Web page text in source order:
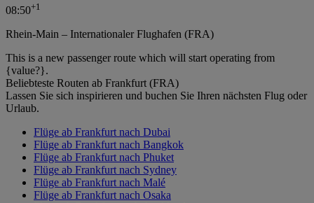
08:50+1
Rhein-Main – Internationaler Flughafen (FRA)
This is a new passenger route which will start operating from
{value?}.
Beliebteste Routen ab Frankfurt (FRA)
Lassen Sie sich inspirieren und buchen Sie Ihren nächsten Flug oder
Urlaub.
Flüge ab Frankfurt nach Dubai
Flüge ab Frankfurt nach Bangkok
Flüge ab Frankfurt nach Phuket
Flüge ab Frankfurt nach Sydney
Flüge ab Frankfurt nach Malé
Flüge ab Frankfurt nach Osaka